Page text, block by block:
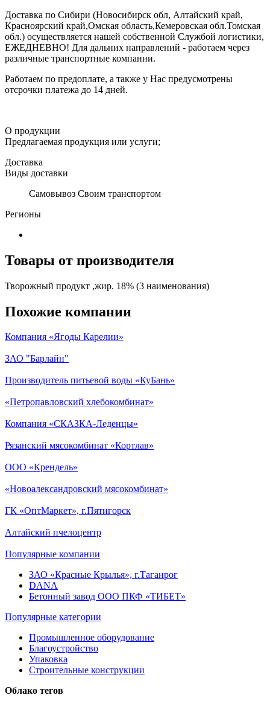
Доставка по Сибири (Новосибирск обл, Алтайский край,
Красноярский край,Омская область,Кемеровская обл.Томская
обл.) осуществляется нашей собственной Службой логистики,
ЕЖЕДНЕВНО! Для дальних направлений - работаем через
различные транспортные компании.
Работаем по предоплате, а также у Нас предусмотрены
отсрочки платежа до 14 дней.
О продукции
Предлагаемая продукция или услуги;
Доставка
Виды доставки
Самовывоз Своим транспортом
Регионы
Товары от производителя
Творожный продукт ,жир. 18% (3 наименования)
Похожие компании
Компания «Ягоды Карелии»
ЗАО "Барлайн"
Производитель питьевой воды «КуБань»
«Петропавловский хлебокомбинат»
Компания «СКАЗКА-Леденцы»
Рязанский мясокомбинат «Кортлав»
ООО «Крендель»
«Новоалександровский мясокомбинат»
ГК «ОптМаркет», г.Пятигорск
Алтайский пчелоцентр
Популярные компании
ЗАО «Красные Крылья», г.Таганрог
DANA
Бетонный завод ООО ПКФ «ТИБЕТ»
Популярные категории
Промышленное оборудование
Благоустройство
Упаковка
Строительные конструкции
Облако тегов